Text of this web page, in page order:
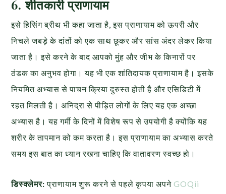
6. शीतकारी प्राणायाम
इसे हिसिंग ब्रीथ भी कहा जाता है, इस प्राणायाम को ऊपरी और
निचले जबड़े के दांतों को एक साथ छूकर और सांस अंदर लेकर किया
जाता है। इसे करने के बाद आपको मुंह और जीभ के किनारों पर
ठंडक का अनुभव होगा। यह भी एक शांतिदायक प्राणायाम है। इसके
नियमित अभ्यास से पाचन क्रिया दुरुस्त होती है और एसिडिटी में
रहत मिलती है। अनिद्रा से पीड़ित लोगों के लिए यह एक अच्छा
अभ्यास है। यह गर्मी के दिनों में विशेष रूप से उपयोगी है क्योंकि यह
शरीर के तापमान को कम करता है। इस प्राणायाम का अभ्यास करते
समय इस बात का ध्यान रखना चाहिए कि वातावरण स्वच्छ हो।
डिस्क्लेमर: प्राणायाम शुरू करने से पहले कृपया अपनेGOQii